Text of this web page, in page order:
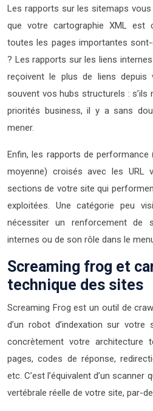
Les rapports sur les sitemaps
que votre cartographie XML est
toutes les pages importantes
? Les rapports sur les liens
reçoivent le plus de liens
souvent vos hubs structurels :
priorités business, il y a sans
mener.
Enfin, les rapports de
moyenne) croisés avec les URL
sections de votre site qui
exploitées. Une catégorie peu
nécessiter un renforcement de
internes ou de son rôle dans le
Screaming frog et
technique des sites
Screaming Frog est un outil de
d’un robot d’indexation sur
concrètement votre architecture
pages, codes de réponse,
etc. C’est l’équivalent d’un
vertébrale réelle de votre site, par-